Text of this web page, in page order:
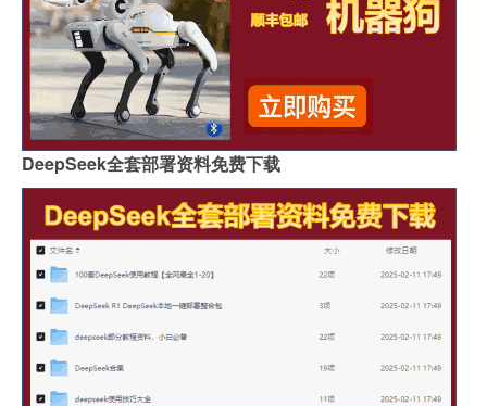
DeepSeek全套部署资料免费下载